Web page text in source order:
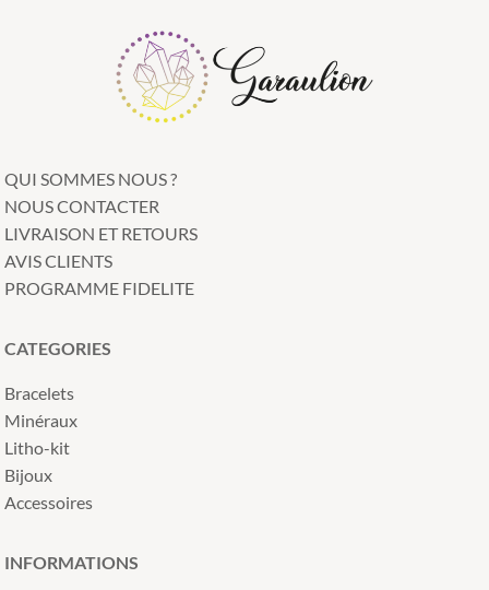
QUI SOMMES NOUS ?
NOUS CONTACTER
LIVRAISON ET RETOURS
AVIS CLIENTS
PROGRAMME FIDELITE
CATEGORIES
Bracelets
Minéraux
Litho-kit
Bijoux
Accessoires
INFORMATIONS